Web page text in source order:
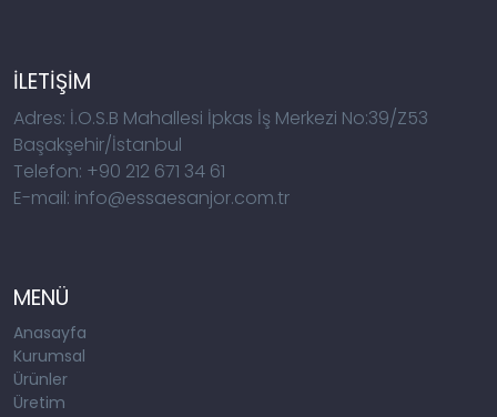
İLETİŞİM
Adres: İ.O.S.B Mahallesi İpkas İş Merkezi No:39/Z53
Başakşehir/İstanbul
Telefon: +90 212 671 34 61
E-mail: info@essaesanjor.com.tr
MENÜ
Anasayfa
Kurumsal
Ürünler
Üretim